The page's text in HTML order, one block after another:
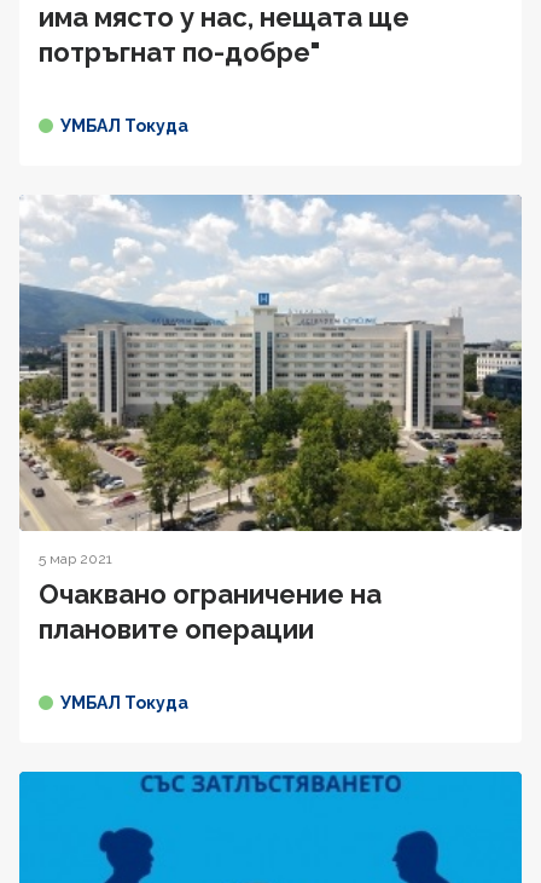
има място у нас, нещата ще
потръгнат по-добре"
УМБАЛ Токуда
5 мар 2021
Oчаквано ограничение на
плановите операции
УМБАЛ Токуда